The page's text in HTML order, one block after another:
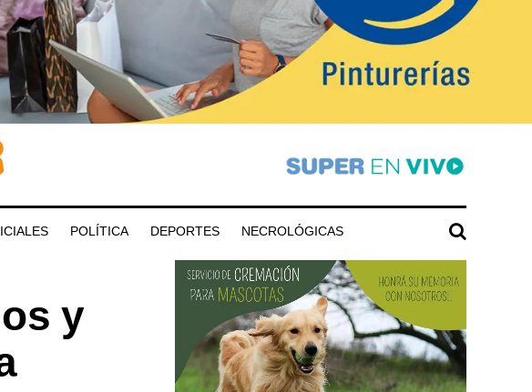
POLÍTICA DEPORTES NECROLÓGICAS
y